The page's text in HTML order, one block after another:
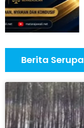
Berita Serupa